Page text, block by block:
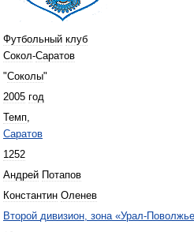
Футбольный клуб
Сокол-Саратов
"Соколы"
2005 год
Темп,
Саратов
1252
Андрей
Потапов
Константин Оленев
Второй дивизион, зона«Урал- Поволжье